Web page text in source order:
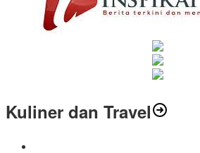
Kuliner dan Travel